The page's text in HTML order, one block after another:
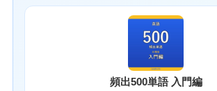
頻出500単語 入門編